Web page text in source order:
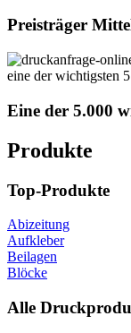
Preisträger
Eine der 5.000
Produkte
Top-Produkte
Abizeitung
Aufkleber
Beilagen
Blöcke
Alle